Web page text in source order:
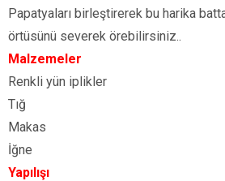
Papatyaları birleştirerek bu harika
örtüsünü severek örebilirsiniz..
Malzemeler
Renkli yün iplikler
Tığ
Makas
İğne
Yapılışı